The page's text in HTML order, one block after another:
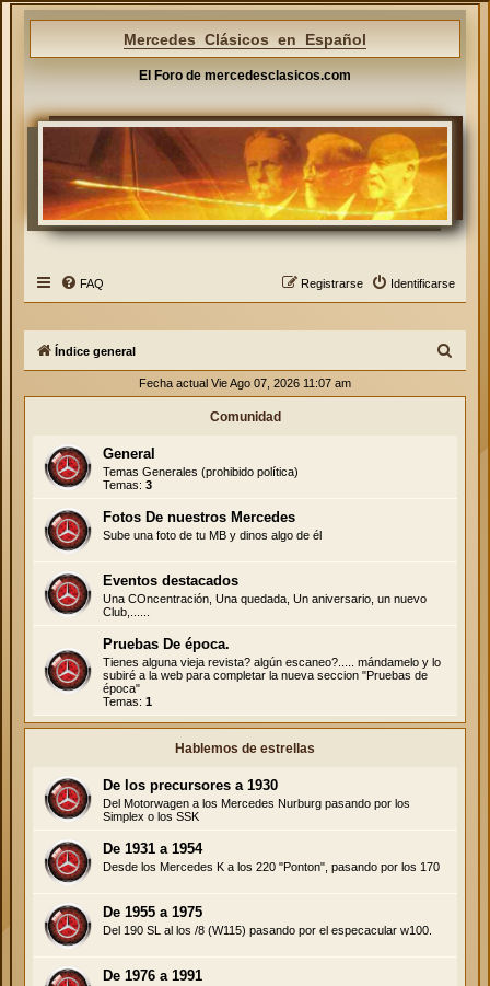
Mercedes Clásicos en Español
El Foro de mercedesclasicos.com
FAQ Identificarse
Registrarse
Índice general
Fecha actual Vie Ago 07, 2026 11:07 am
Comunidad
General
Temas Generales (prohibido política)
Temas: 3
Fotos De nuestros Mercedes
Sube una foto de tu MB y dinos algo de él
Eventos destacados
Una COncentración, Una quedada, Un aniversario, un nuevo
Club,......
Pruebas De época.
Tienes alguna vieja revista? algún escaneo?..... mándamelo y lo
subiré a la web para completar la nueva seccion "Pruebas de
época"
Temas: 1
Hablemos de estrellas
De los precursores a 1930
Del Motorwagen a los Mercedes Nurburg pasando por los
Simplex o los SSK
De 1931 a 1954
Desde los Mercedes K a los 220 "Ponton", pasando por los 170
De 1955 a 1975
Del 190 SL al los /8 (W115) pasando por el especacular w100.
De 1976 a 1991